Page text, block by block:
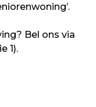
Bel ons via
1).